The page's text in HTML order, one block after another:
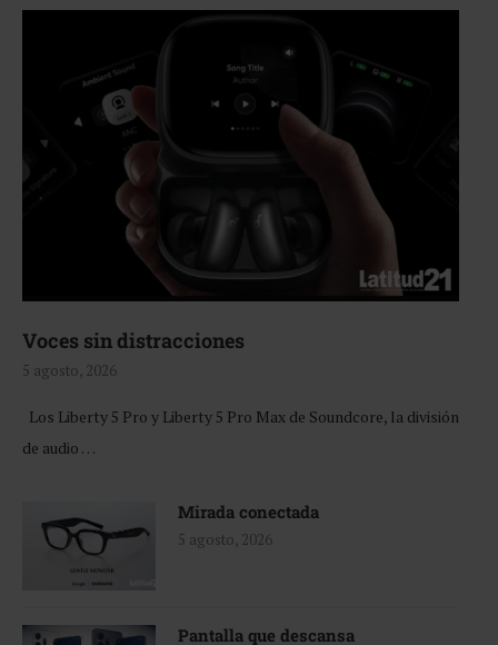
Voces sin distracciones
5 agosto, 2026
Los Liberty 5 Pro y Liberty 5 Pro Max de Soundcore, la división
de audio …
Mirada conectada
5 agosto, 2026
Pantalla que descansa